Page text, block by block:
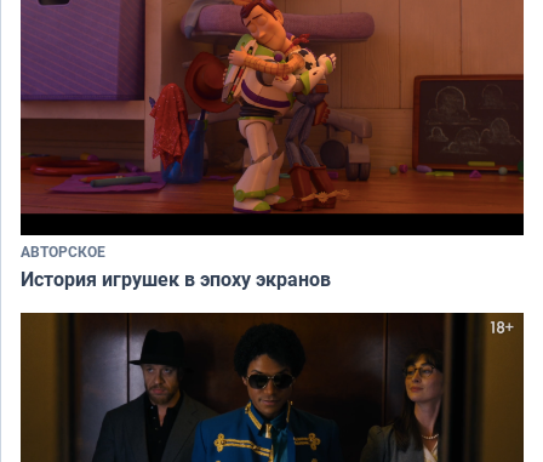
АВТОРСКОЕ
История игрушек в эпоху экранов